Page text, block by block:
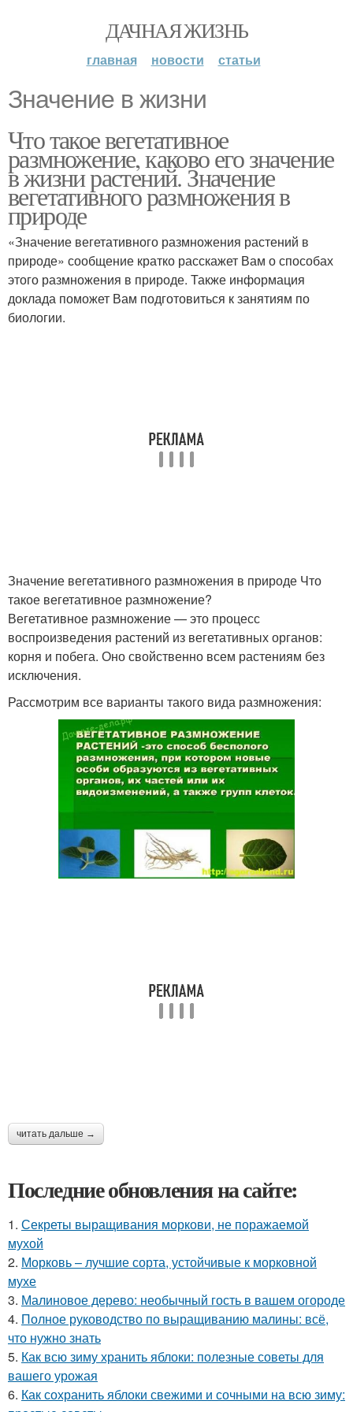
ДАЧНАЯ ЖИЗНЬ
главная новости статьи
Значение в жизни
Что такое вегетативное
размножение, каково его значение
в жизни растений. Значение
вегетативного размножения в
природе
«Значение вегетативного размножения растений в
природе» сообщение кратко расскажет Вам о способах
этого размножения в природе. Также информация
доклада поможет Вам подготовиться к занятиям по
биологии.
Значение вегетативного размножения в природе Что
такое вегетативное размножение?
Вегетативное размножение — это процесс
воспроизведения растений из вегетативных органов:
корня и побега. Оно свойственно всем растениям без
исключения.
Рассмотрим все варианты такого вида размножения:
читать дальше →
Последние обновления на сайте:
1. Секреты выращивания моркови, не поражаемой
мухой
2. Морковь – лучшие сорта, устойчивые к морковной
мухе
3. Малиновое дерево: необычный гость в вашем огороде
4. Полное руководство по выращиванию малины: всё,
что нужно знать
5. Как всю зиму хранить яблоки: полезные советы для
вашего урожая
6. Как сохранить яблоки свежими и сочными на всю зиму: